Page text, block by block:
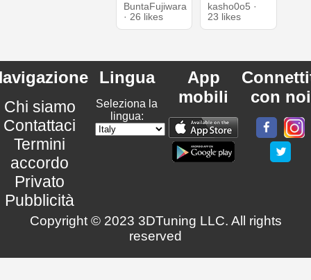
BuntaFujiwara
· 26 likes
kasho0o5 ·
23 likes
Chi siamo
Contattaci
Termini
accordo
Privato
Pubblicità
Lingua
Seleziona la
lingua:
App
mobili
con noi
Copyright © 2023 3DTuning LLC. All rights
reserved